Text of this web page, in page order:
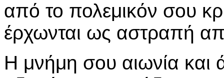
από το πολεμικόν σου
έρχωνται ως αστραπή
Η μνήμη σου αιωνία και